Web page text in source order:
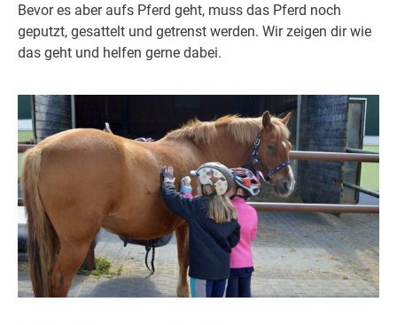
Bevor es aber aufs Pferd geht, muss das Pferd noch
geputzt, gesattelt und getrenst werden. Wir zeigen dir wie
das geht und helfen gerne dabei.